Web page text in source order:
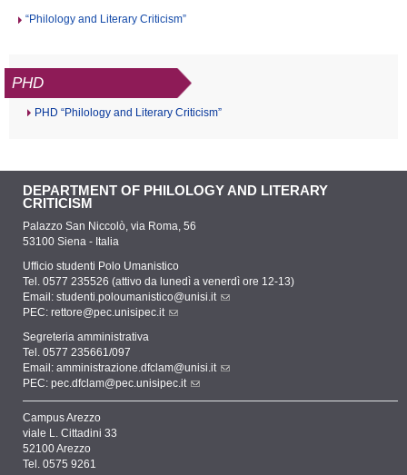
“Philology and Literary Criticism”
PHD
PHD “Philology and Literary Criticism”
DEPARTMENT OF PHILOLOGY AND LITERARY
CRITICISM
Palazzo San Niccolò, via Roma, 56
53100 Siena - Italia
Ufficio studenti Polo Umanistico
Tel. 0577 235526 (attivo da lunedì a venerdì ore 12-13)
Email: studenti.poloumanistico@unisi.it
PEC: rettore@pec.unisipec.it
Segreteria amministrativa
Tel. 0577 235661/097
Email: amministrazione.dfclam@unisi.it
PEC: pec.dfclam@pec.unisipec.it
Campus Arezzo
viale L. Cittadini 33
52100 Arezzo
Tel. 0575 9261